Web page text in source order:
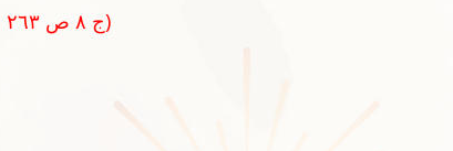
ج ٨ ص ٢٦٣)